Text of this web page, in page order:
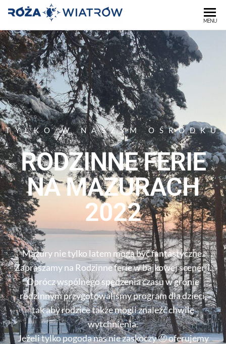
"RÓŻA
WIATRÓW"
MENU
TYLKO W NASZYM OŚRODKU
RODZINNE FERIE
NA MAZURACH
2022
Mazury nie tylko latem mogą być fantastyczne.
Zapraszamy na Rodzinne ferie w bajkowej scenerii.
Oprócz wspólnego spędzenia czasu w gronie
rodzinnym przygotowaliśmy program dla dzieci,
tak aby rodzice także mogli znaleźć chwilę
wytchnienia.
Jeżeli tylko pogoda nas nie zaskoczy 🙂 oferujemy